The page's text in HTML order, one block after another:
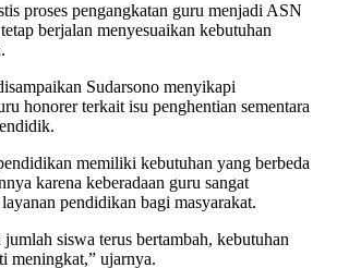
proses pengangkatan guru menjadi ASN
berjalan menyesuaikan kebutuhan
Sudarsono menyikapi
honorer terkait isu penghentian sementara
memiliki kebutuhan yang berbeda
karena keberadaan guru sangat
pendidikan bagi masyarakat.
jumlah siswa terus bertambah, kebutuhan
meningkat,” ujarnya.